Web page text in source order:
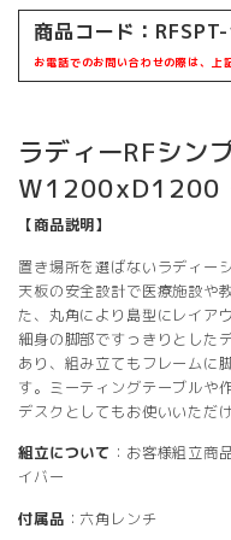
商品コード：
お電話でのお問い合わせの際は、上
ラディーRFシン
W1200xD1200
【商品説明】
置き場所を選ばないラディー
天板の安全設計で医療施設や
た、丸角により島型にレイア
細身の脚部ですっきりとした
あり、組み立てもフレームに
す。ミーティングテーブルや
デスクとしてもお使いいただけ
組立について ：お客様組立商
イバー
付属品 ：六角レンチ